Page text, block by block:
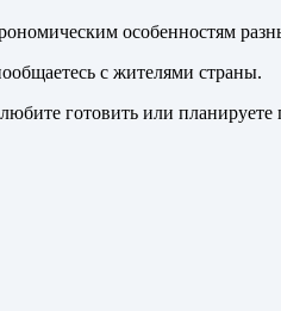
особенностям
с жителями страны.
готовить или планируете